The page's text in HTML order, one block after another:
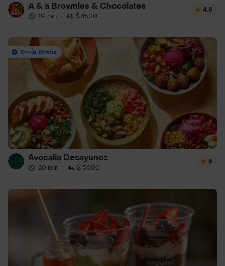
A & a Brownies & Chocolates
19 min · $ 4500
4.8
Envío Gratis
Avocalia Desayunos
20 min · $ 5000
5